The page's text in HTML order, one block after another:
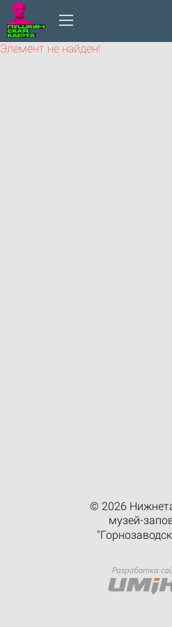
Элемент не найден!
© 2026
музей-